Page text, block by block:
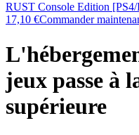
RUST Console Edition [PS4/
17,10 €Commander
jeux passe à
supérieure